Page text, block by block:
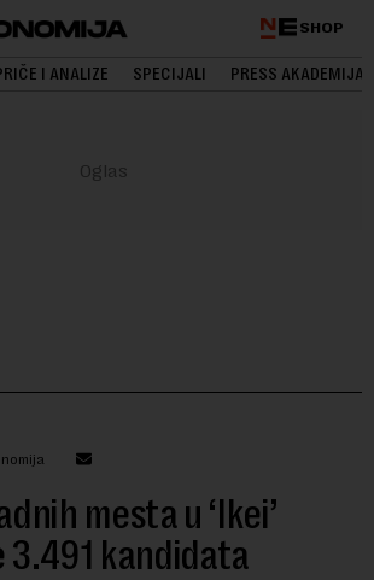
SHOP
I ANALIZE SPECIJALI PRESS AKADEMIJA
mesta u ‘Ikei’
3.491 kandidata